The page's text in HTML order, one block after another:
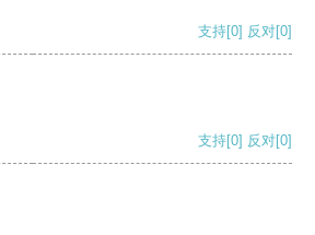
支持[0] 反对[0]
支持[0] 反对[0]